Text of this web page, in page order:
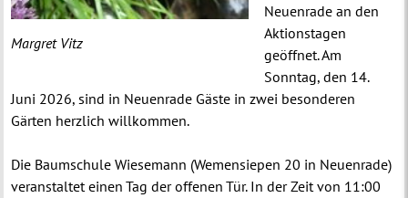
Margret Vitz
Neuenrade an den
Aktionstagen
geöffnet. Am
Sonntag, den 14.
Juni 2026, sind in Neuenrade Gäste in zwei besonderen
Gärten herzlich willkommen.
Die Baumschule Wiesemann (Wemensiepen 20 in Neuenrade)
veranstaltet einen Tag der offenen Tür. In der Zeit von 11:00